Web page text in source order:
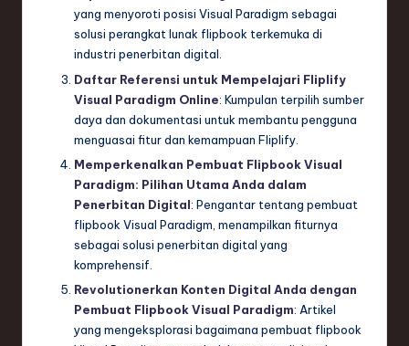
yang menyoroti posisi Visual Paradigm sebagai
solusi perangkat lunak flipbook terkemuka di
industri penerbitan digital.
Daftar Referensi untuk Mempelajari Fliplify
Visual Paradigm Online: Kumpulan terpilih sumber
daya dan dokumentasi untuk membantu pengguna
menguasai fitur dan kemampuan Fliplify.
Memperkenalkan Pembuat Flipbook Visual
Paradigm: Pilihan Utama Anda dalam
Penerbitan Digital: Pengantar tentang pembuat
flipbook Visual Paradigm, menampilkan fiturnya
sebagai solusi penerbitan digital yang
komprehensif.
Revolutionerkan Konten Digital Anda dengan
Pembuat Flipbook Visual Paradigm: Artikel
yang mengeksplorasi bagaimana pembuat flipbook